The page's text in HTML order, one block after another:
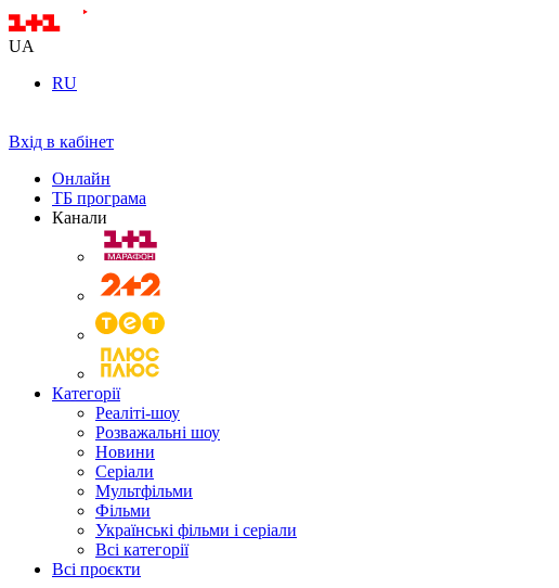
UA
RU
Вхід в кабінет
Онлайн
ТБ програма
Канали
Категорії
Реаліті-шоу
Розважальні шоу
Новини
Серіали
Мультфільми
Фільми
Українські фільми і серіали
Всі категорії
Всі проєкти